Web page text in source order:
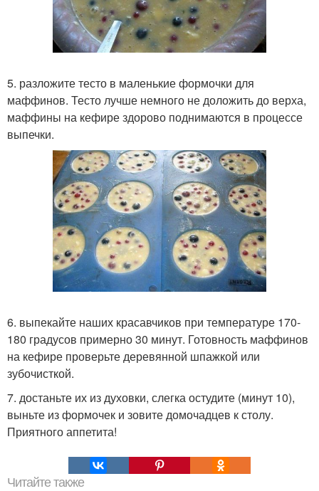
5. разложите тесто в маленькие формочки для
маффинов. Тесто лучше немного не доложить до верха,
маффины на кефире здорово поднимаются в процессе
выпечки.
6. выпекайте наших красавчиков при температуре 170-
180 градусов примерно 30 минут. Готовность маффинов
на кефире проверьте деревянной шпажкой или
зубочисткой.
7. достаньте их из духовки, слегка остудите (минут 10),
выньте из формочек и зовите домочадцев к столу.
Приятного аппетита!
Читайте также